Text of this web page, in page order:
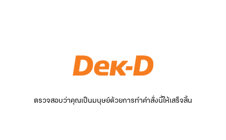
ตรวจสอบว่าคุณเป็นมนุษย์ด้วยการทำคำสั่งนี้ให้เสร็จสิ้น